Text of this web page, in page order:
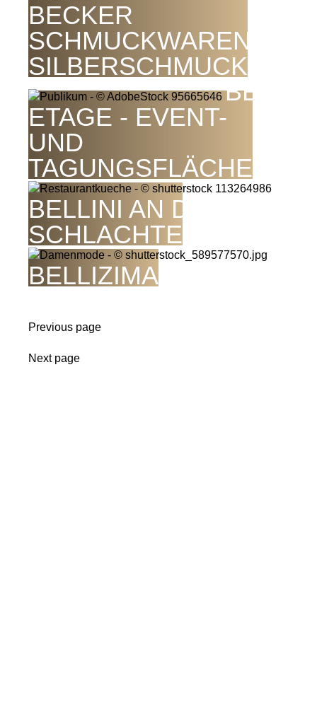
BECKER
SCHMUCKWAREN
SILBERSCHMUCK
BEL
ETAGE - EVENT-
UND
TAGUNGSFLÄCHE
BELLINI AN DER
SCHLACHTE
BELLIZIMA
Previous page
Next page